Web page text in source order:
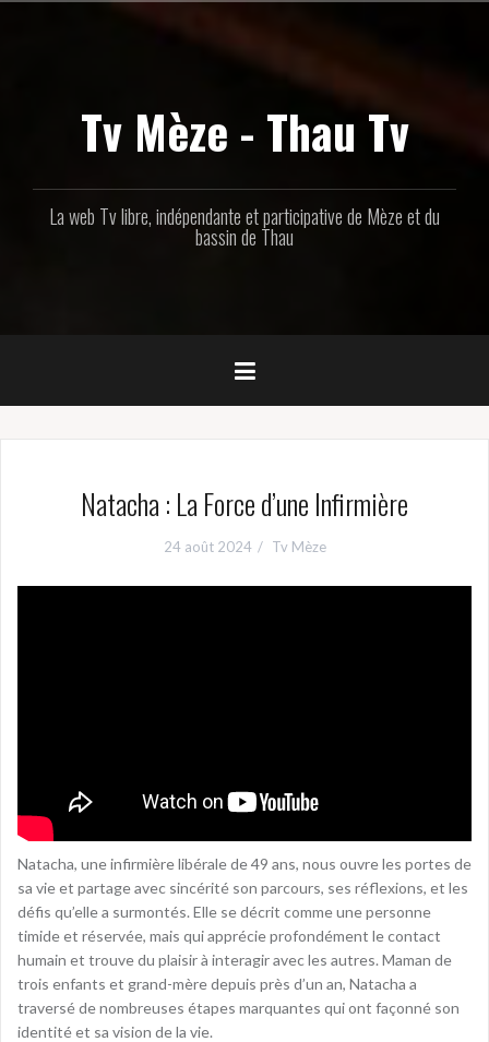
Tv Mèze - Thau Tv
La web Tv libre, indépendante et participative de Mèze et du
bassin de Thau
Natacha : La Force d’une Infirmière
24 août 2024 Tv Mèze
Natacha, une infirmière libérale de 49 ans, nous ouvre les portes de
sa vie et partage avec sincérité son parcours, ses réflexions, et les
défis qu’elle a surmontés. Elle se décrit comme une personne
timide et réservée, mais qui apprécie profondément le contact
humain et trouve du plaisir à interagir avec les autres. Maman de
trois enfants et grand-mère depuis près d’un an, Natacha a
traversé de nombreuses étapes marquantes qui ont façonné son
identité et sa vision de la vie.